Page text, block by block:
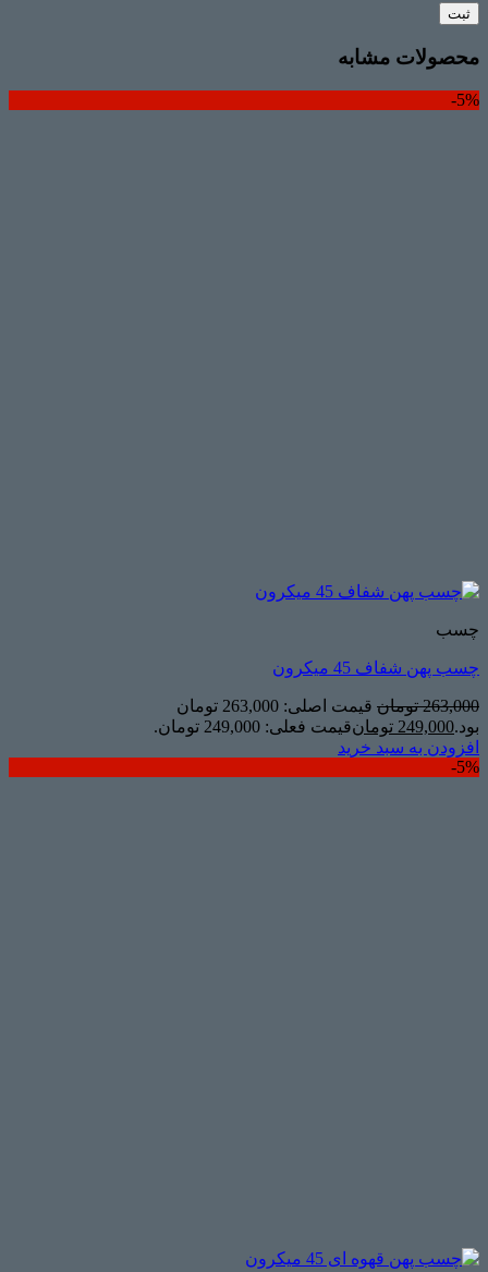
محصولات مشابه
5%-
چسب
چسب پهن شفاف 45 میکرون
263,000 تومان
قیمت اصلی: 263,000 تومان
بود.249,000 تومانقیمت فعلی: 249,000 تومان.
افزودن به سبد خرید
5%-